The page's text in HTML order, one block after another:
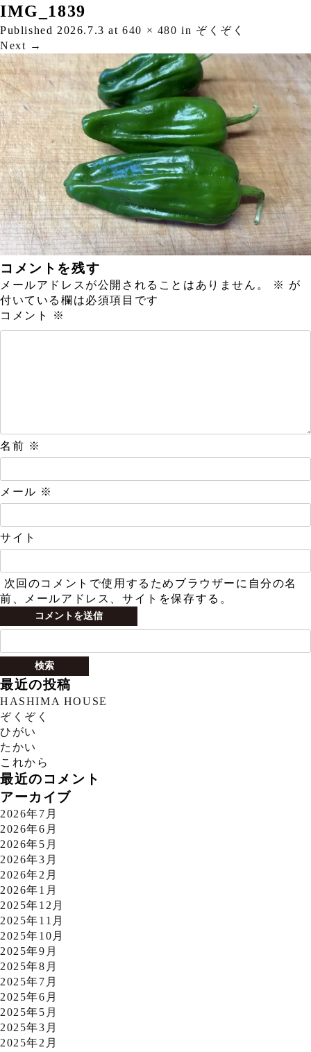
IMG_1839
Published 2026.7.3 at640 × 480 in ぞくぞく
Next →
コメントを残す
メールアドレスが公開されることはありません。 ※ が
付いている欄は必須項目です
コメント
※
名前 ※
メール ※
サイト
次回のコメントで使用するためブラウザーに自分の名
前、メールアドレス、サイトを保存する。
検
最近の投稿
HASHIMA HOUSE
ぞくぞく
ひがい
たかい
これから
最近のコメント
アーカイブ
2026年7月
2026年6月
2026年5月
2026年3月
2026年2月
2026年1月
2025年12月
2025年11月
2025年10月
2025年9月
2025年8月
2025年7月
2025年6月
2025年5月
2025年3月
2025年2月